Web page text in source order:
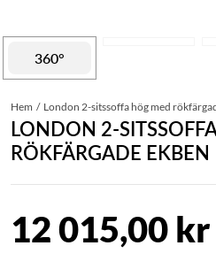
360°
Hem London 2-sitssoffa hög med
LONDON 2-
RÖKFÄRGADE EKBEN
12 015,00 kr